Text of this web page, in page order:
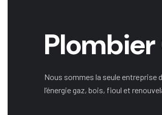
Nous sommes la seule entreprise
l’énergie gaz, bois, fioul et